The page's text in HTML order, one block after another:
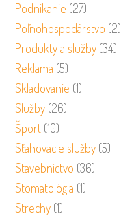
Podnikanie (27)
Poľnohospodárstvo (2)
Produkty a služby (34)
Reklama (5)
Skladovanie (1)
Služby (26)
Šport (10)
Sťahovacie služby (5)
Stavebníctvo (36)
Stomatológia (1)
Strechy (1)